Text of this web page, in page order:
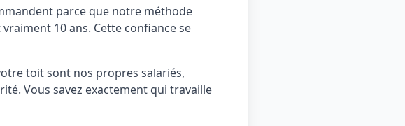
parce que notre méthode
10 ans. Cette confiance se
toit sont nos propres salariés,
Vous savez exactement qui travaille